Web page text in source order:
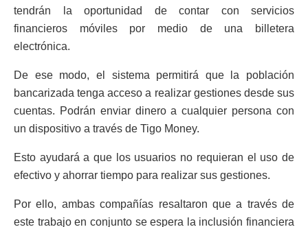
tendrán la oportunidad de contar con servicios
financieros móviles por medio de una billetera
electrónica.
De ese modo, el sistema permitirá que la población
bancarizada tenga acceso a realizar gestiones desde sus
cuentas. Podrán enviar dinero a cualquier persona con
un dispositivo a través de Tigo Money.
Esto ayudará a que los usuarios no requieran el uso de
efectivo y ahorrar tiempo para realizar sus gestiones.
Por ello, ambas compañías resaltaron que a través de
este trabajo en conjunto se espera la inclusión financiera